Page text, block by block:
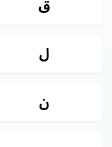
ق
ل
ن